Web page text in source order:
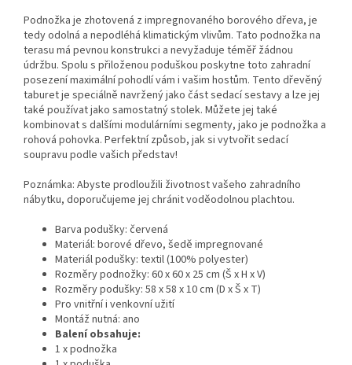
Podnožka je zhotovená z impregnovaného borového dřeva, je
tedy odolná a nepodléhá klimatickým vlivům. Tato podnožka na
terasu má pevnou konstrukci a nevyžaduje téměř žádnou
údržbu. Spolu s přiloženou poduškou poskytne toto zahradní
posezení maximální pohodlí vám i vašim hostům. Tento dřevěný
taburet je speciálně navržený jako část sedací sestavy a lze jej
také používat jako samostatný stolek. Můžete jej také
kombinovat s dalšími modulárními segmenty, jako je podnožka a
rohová pohovka. Perfektní způsob, jak si vytvořit sedací
soupravu podle vašich představ!
Poznámka: Abyste prodloužili životnost vašeho zahradního
nábytku, doporučujeme jej chránit voděodolnou plachtou.
Barva podušky: červená
Materiál: borové dřevo, šedě impregnované
Materiál podušky: textil (100% polyester)
Rozměry podnožky: 60 x 60 x 25 cm (Š x H x V)
Rozměry podušky: 58 x 58 x 10 cm (D x Š x T)
Pro vnitřní i venkovní užití
Montáž nutná: ano
Balení obsahuje:
1 x podnožka